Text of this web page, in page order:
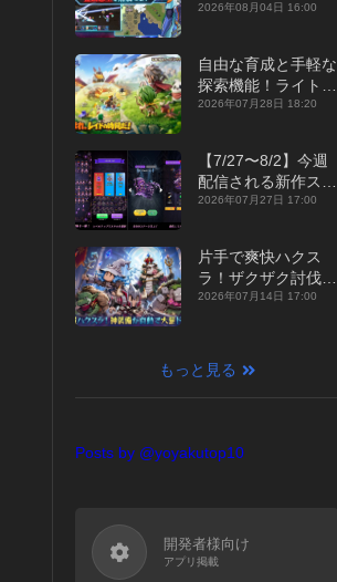
ゲームをまとめてお
2026年08月04日 16:00
自由な育成と手軽な
探索機能！ライトカ
ジュアルMMORPG
征』【最新作PICKU
P】
2026年07月28日 18:20
【7/27〜8/2】今週
配信される新作スマ
ホゲームをまとめて
年】
2026年07月27日 17:00
片手で爽快ハクス
ラ！ザクザク討伐し
て神装備を集める放
【最新作PICKUP】
2026年07月14日 17:00
もっと見る
Posts by @yoyakutop10
開発者様向け
アプリ掲載